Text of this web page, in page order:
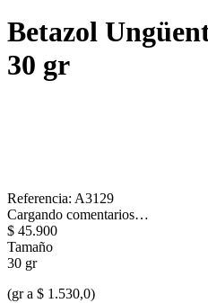
Betazol
30 gr
Referencia: A3129
Cargando comentarios…
$ 45.900
Tamaño
30 gr
(gr a $ 1.530,0)